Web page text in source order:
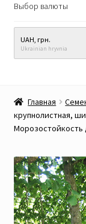
Саженцы
Семена
Прайс-лист
Наши
Контакты
Выбор валюты
UAH, грн.
Ukrainian hryvnia
Главная
крупнолистная,
Морозостойкость